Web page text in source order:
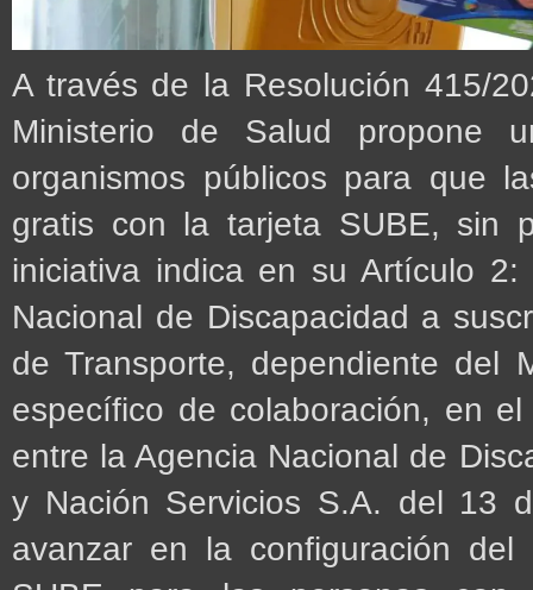
A través de la Resolución 415/
Ministerio de Salud propone
organismos públicos para que
gratis con la tarjeta SUBE, sin
iniciativa indica en su Artículo
Nacional de Discapacidad a
de Transporte, dependiente del
específico de colaboración, en
entre la Agencia Nacional de
y Nación Servicios S.A. del 13
avanzar en la configuración